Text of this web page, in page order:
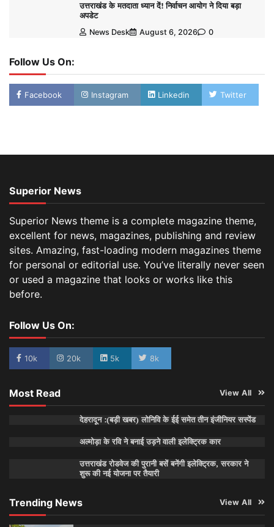
उत्तराखंड के मतदाता ध्यान दें! निर्वाचन आयोग ने दिया बड़ा
अपडेट
News Desk August 6, 2026 0
Follow Us On:
Facebook Instagram Linkedin Twitter
Superior News
Superior News theme is a complete magazine theme,
excellent for news, magazines, publishing and review
sites. Amazing, fast-loading modern magazines theme
for personal or editorial use. You’ve literally never seen
or used a magazine that looks or works like this
before.
Follow Us On:
10k 20k 5k 8k
Most Read View All
देहरादून :(बड़ी खबर) लोनिवि के ईई समेत तीन इंजीनियर सस्पेंड
अल्मोड़ा के रवि ने बनाई उड़ने वाली इलेक्ट्रिक कार
उत्तराखंड रोडवेज की पुरानी बसें बनेंगी इलेक्ट्रिक, सरकार ने
शुरू की नई योजना पर तैयारी
Trending News View All